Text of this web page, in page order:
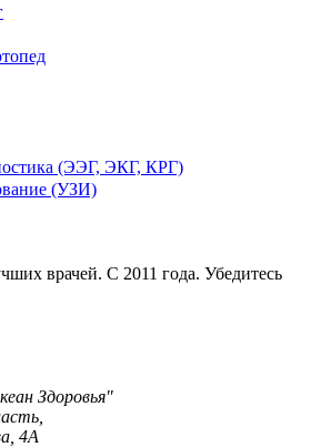
(ЭЭГ, ЭКГ, КРГ)
(УЗИ)
врачей. С 2011 года. Убедитесь
Здоровья"
4А